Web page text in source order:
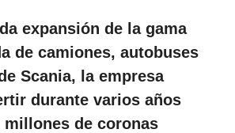
expansión de la gama
de camiones, autobuses
Scania, la empresa
durante varios años
millones de coronas